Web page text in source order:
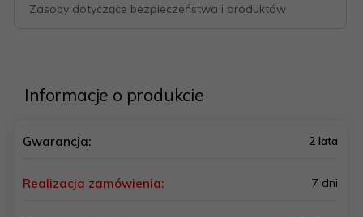
Zasoby dotyczące bezpieczeństwa i produktów
Informacje o produkcie
Gwarancja: 2 lata
Realizacja zamówienia: 7 dni